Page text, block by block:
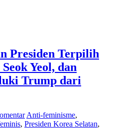
Presiden Terpilih
Yeol, dan
Trump dari
Anti-feminisme,
, Presiden Korea Selatan,